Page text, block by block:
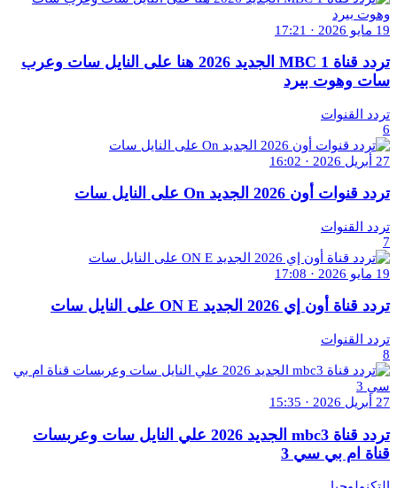
19 مايو 2026 · 17:21
تردد قناة MBC 1 الجديد 2026 هنا على النايل سات وعرب
سات وهوت بيرد
تردد القنوات
6
27 أبريل 2026 · 16:02
تردد قنوات أون 2026 الجديد On على النايل سات
تردد القنوات
7
19 مايو 2026 · 17:08
تردد قناة أون إي 2026 الجديد ON E على النايل سات
تردد القنوات
8
27 أبريل 2026 · 15:35
تردد قناة mbc3 الجديد 2026 علي النايل سات وعربسات
قناة ام بي سي 3